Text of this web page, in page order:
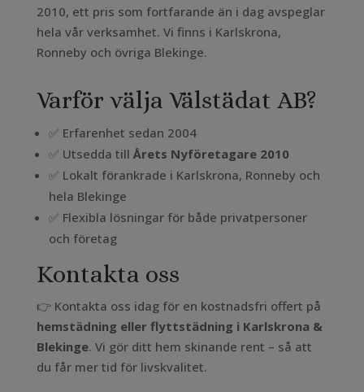
2010, ett pris som fortfarande än i dag avspeglar
hela vår verksamhet. Vi finns i Karlskrona,
Ronneby och övriga Blekinge.
Varför välja Välstädat AB?
✅ Erfarenhet sedan 2004
✅ Utsedda till Årets Nyföretagare 2010
✅ Lokalt förankrade i Karlskrona, Ronneby och
hela Blekinge
✅ Flexibla lösningar för både privatpersoner
och företag
Kontakta oss
👉 Kontakta oss idag för en kostnadsfri offert på
hemstädning eller flyttstädning i Karlskrona &
Blekinge. Vi gör ditt hem skinande rent – så att
du får mer tid för livskvalitet.